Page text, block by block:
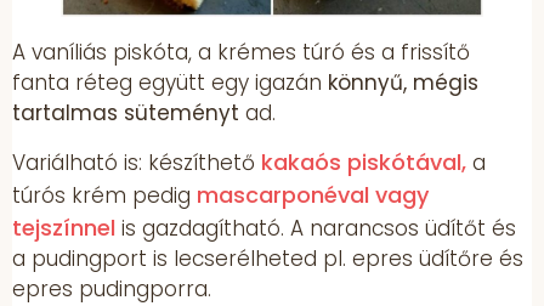
A vaníliás piskóta, a krémes túró és a frissítő
fanta réteg együtt egy igazán könnyű, mégis
tartalmas süteményt ad.
Variálható is: készíthető kakaós piskótával, a
túrós krém pedig mascarponéval vagy
tejszínnel is gazdagítható. A narancsos üdítőt és
a pudingport is lecserélheted pl. epres üdítőre és
epres pudingporra.